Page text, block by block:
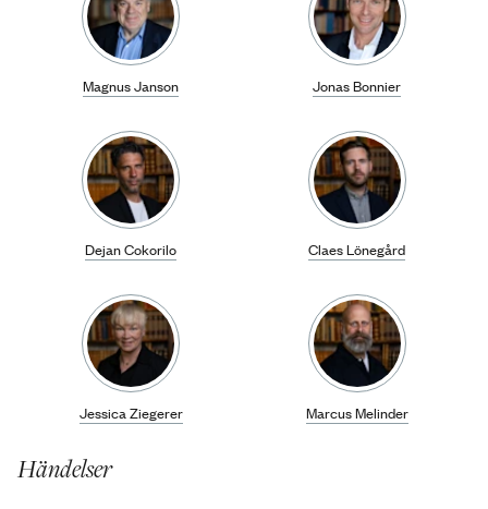
Magnus Janson Jonas Bonnier
Dejan Cokorilo Claes Lönegård
Jessica Ziegerer Marcus Melinder
Händelser